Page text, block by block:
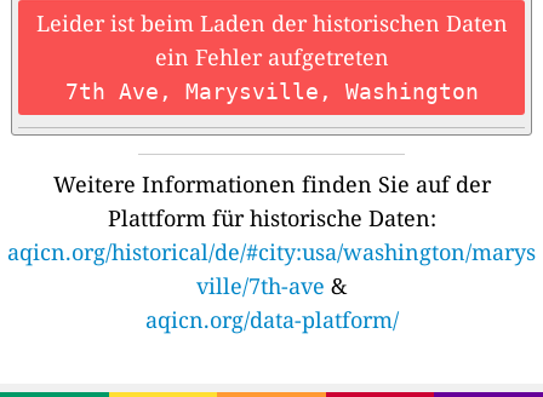
Leider ist beim Laden der historischen Daten
ein Fehler aufgetreten
7th Ave, Marysville, Washington
Weitere Informationen finden Sie auf der
Plattform für historische Daten:
aqicn.org/historical/de/#city:usa/washington/marys
ville/7th-ave &
aqicn.org/data-platform/